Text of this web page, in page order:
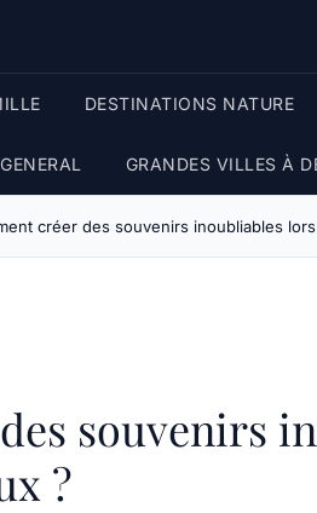
DESTINATIONS NATURE
GENERAL GRANDES VILLES À
créer des souvenirs inoubliables lors
souvenirs
?